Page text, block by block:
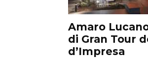
Amaro
di Gran Tour
d’Impresa